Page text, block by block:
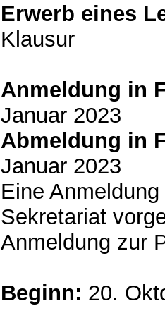
Erwerb eines
Klausur
Anmeldung in
Januar 2023
Abmeldung in
Januar 2023
Eine
Sekretariat
Anmeldung zur
Beginn: 20.